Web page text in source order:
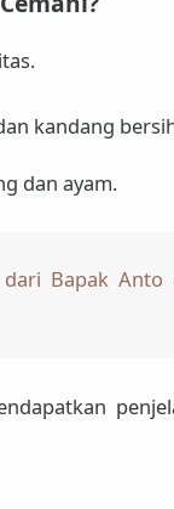
kandang
dan ayam.
dari Bapak Anto